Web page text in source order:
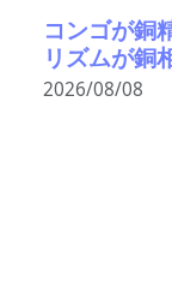
コンゴが銅
リズムが銅
2026/08/08